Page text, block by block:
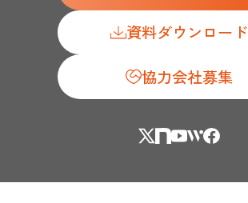
資料ダウンロード
協力会社募集